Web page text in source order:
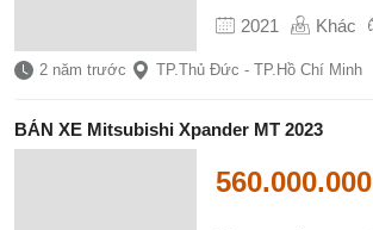
2021 Khác
2 năm trước TP.Thủ Đức - TP.Hồ Chí Minh
BÁN XE Mitsubishi Xpander MT 2023
560.000.000